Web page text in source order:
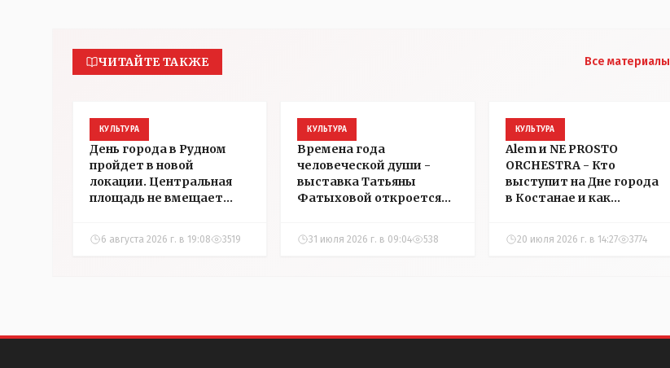
ЧИТАЙТЕ ТАКЖЕ Все материалы
КУЛЬТУРА
День города в Рудном
пройдет в новой
локации. Центральная
площадь не вмещает
6 августа 2026 г. в 19:08 3519
КУЛЬТУРА
Времена года
человеческой души -
выставка Татьяны
Фатыховой откроется
31 июля 2026 г. в 09:04 538
КУЛЬТУРА
Alem и NE PROSTO
ORCHESTRA - Кто
выступит на Дне города
в Костанае и как
20 июля 2026 г. в 14:27 3774